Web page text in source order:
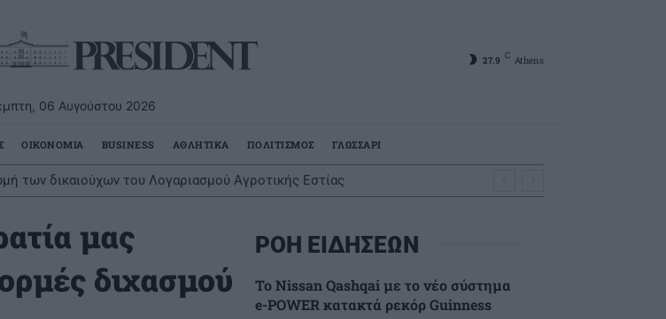
06 Αυγούστου 2026
27.9 C Athens
ΟΙΚΟΝΟΜΙΑ BUSINESS ΑΘΛΗΤΙΚΑ ΠΟΛΙΤΙΣΜΟΣ ΓΛΩΣΣΑΡΙ
των δικαιούχων του Λογαριασμού Αγροτικής Εστίας
μας
διχασμού
ΡΟΗ ΕΙΔΗΣΕΩΝ
Το Nissan Qashqai με το νέο σύστημα
e-POWER κατακτά ρεκόρ Guinness